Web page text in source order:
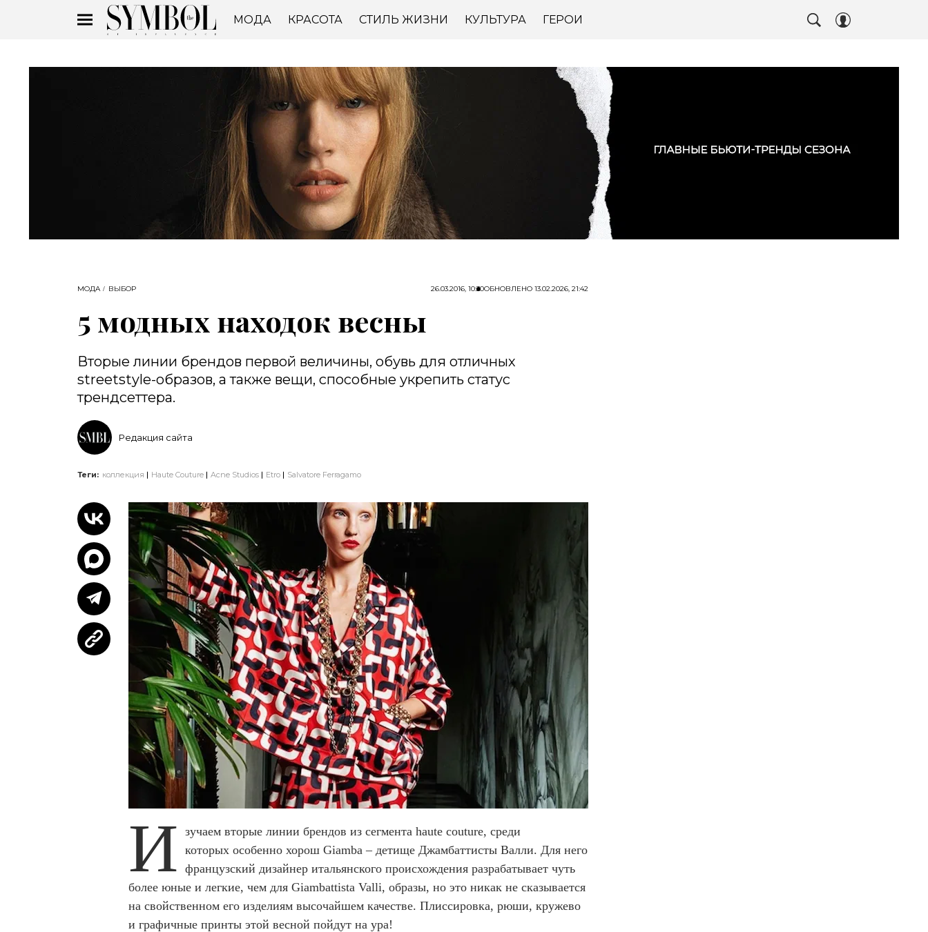
МОДА КРАСОТА СТИЛЬ ЖИЗНИ КУЛЬТУРА ГЕРОИ
МОДА ВЫБОР 26.03.2016, 10:30ОБНОВЛЕНО 13.02.2026, 21:42
5 модных находок весны
Вторые линии брендов первой величины, обувь для отличных
streetstyle-образов, а также вещи, способные укрепить статус
трендсеттера.
Редакция сайта
Теги: коллекция Haute Couture Acne Studios Etro Salvatore Ferragamo
И зучаем вторые линии брендов из cегмента haute couture, cреди
которых особенно хорош Giamba – детище Джамбаттисты Валли. Для него
французский дизайнер итальянского происхождения разрабатывает чуть
более юные и легкие, чем для Giambattista Valli, образы, но это никак не сказывается
на свойственном его изделиям высочайшем качестве. Плиссировка, рюши, кружево
и графичные принты этой весной пойдут на ура!